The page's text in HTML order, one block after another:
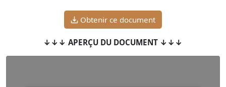
Obtenir ce document
↓↓↓ APERÇU DU DOCUMENT ↓↓↓